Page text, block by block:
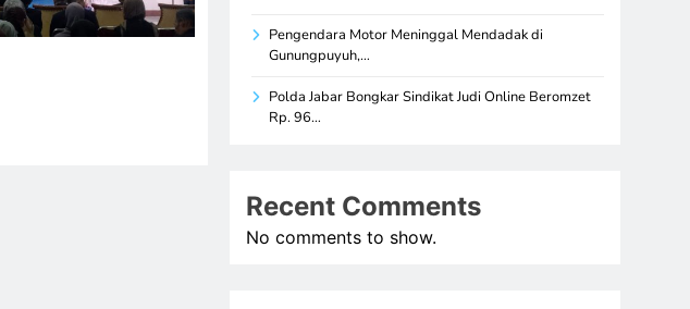
Pengendara Motor Meninggal Mendadak di
Gunungpuyuh,…
Polda Jabar Bongkar Sindikat Judi Online Beromzet
Rp. 96…
Recent Comments
No comments to show.